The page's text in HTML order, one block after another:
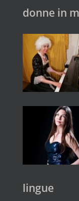
donne in
lingue